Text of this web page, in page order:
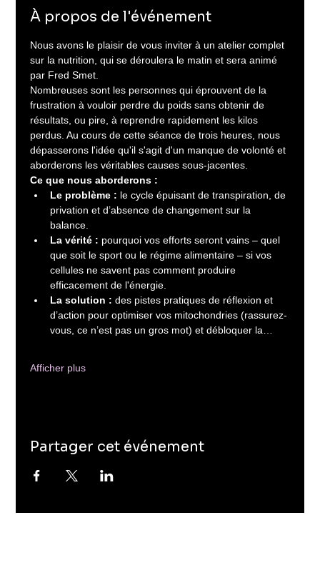
À propos de l'événement
Nous avons le plaisir de vous inviter à un atelier complet
sur la nutrition, qui se déroulera le matin et sera animé
par Fred Smet.
Nombreuses sont les personnes qui éprouvent de la
frustration à vouloir perdre du poids sans obtenir de
résultats, ou pire, à reprendre rapidement les kilos
perdus. Au cours de cette séance de trois heures, nous
dépasserons l'idée qu'il s'agit d'un manque de volonté et
aborderons les véritables causes sous-jacentes.
Ce que nous aborderons :
Le problème : le cycle épuisant de transpiration, de
privation et d’absence de changement sur la
balance.
La vérité : pourquoi vos efforts seront vains – quel
que soit le sport ou le régime alimentaire – si vos
cellules ne savent pas comment produire
efficacement de l'énergie.
La solution : des pistes pratiques de réflexion et
d’action pour optimiser vos mitochondries (rassurez-
vous, ce n’est pas un gros mot) et débloquer la…
Afficher plus
Partager cet événement